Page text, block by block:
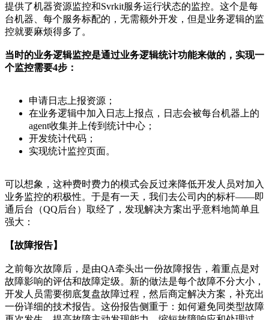
提供了机器资源监控和Svrkit服务运行状态的监控。这个是每
台机器、每个服务标配的，无需额外开发，但是业务逻辑的监
控就要麻烦得多了。
当时的业务逻辑监控是通过业务逻辑统计功能来做的，实现一
个监控需要4步：
申请日志上报资源；
在业务逻辑中加入日志上报点，日志会被每台机器上的
agent收集并上传到统计中心；
开发统计代码；
实现统计监控页面。
可以想象，这种费时费力的模式会反过来降低开发人员对加入
业务监控的积极性。于是有一天，我们去公司内的标杆——即
通后台（QQ后台）取经了，发现解决方案出乎意料地简单且
强大：
【故障报告】
之前每次故障后，是由QA牵头出一份故障报告，着重点是对
故障影响的评估和故障定级。新的做法是每个故障不分大小，
开发人员需要彻底复盘故障过程，然后商定解决方案，补充出
一份详细的技术报告。这份报告侧重于：如何避免同类型故障